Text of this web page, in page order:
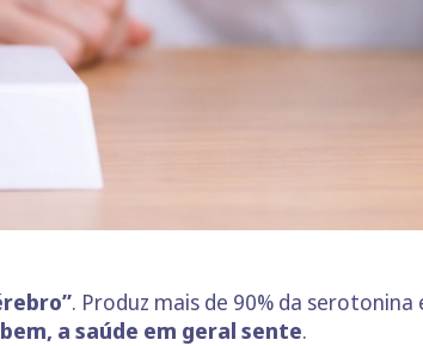
. Produz mais de 90% da serotonina
a saúde em geral sente.